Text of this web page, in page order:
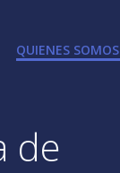
QUIENES SOMOS
de